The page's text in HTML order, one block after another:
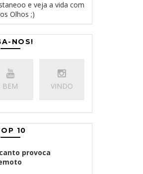
e veja a vida com
Olhos ;)
NOS!
BEM VINDO
10
provoca